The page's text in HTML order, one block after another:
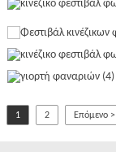
1 2 Επόμενο >